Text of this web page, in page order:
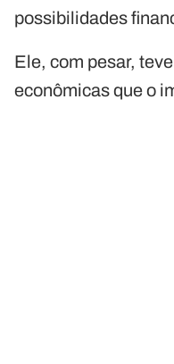
possibilidades
Ele, com pesar,
econômicas que o